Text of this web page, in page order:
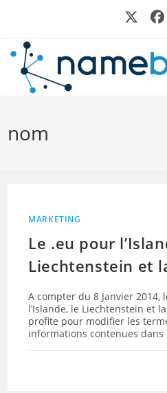
nom
MARKETING
Le .eu pour
Liechtenstein et
A compter du 8 Janvier 2014,
l’Islande, le Liechtenstein et
profite pour modifier les
informations contenues dans